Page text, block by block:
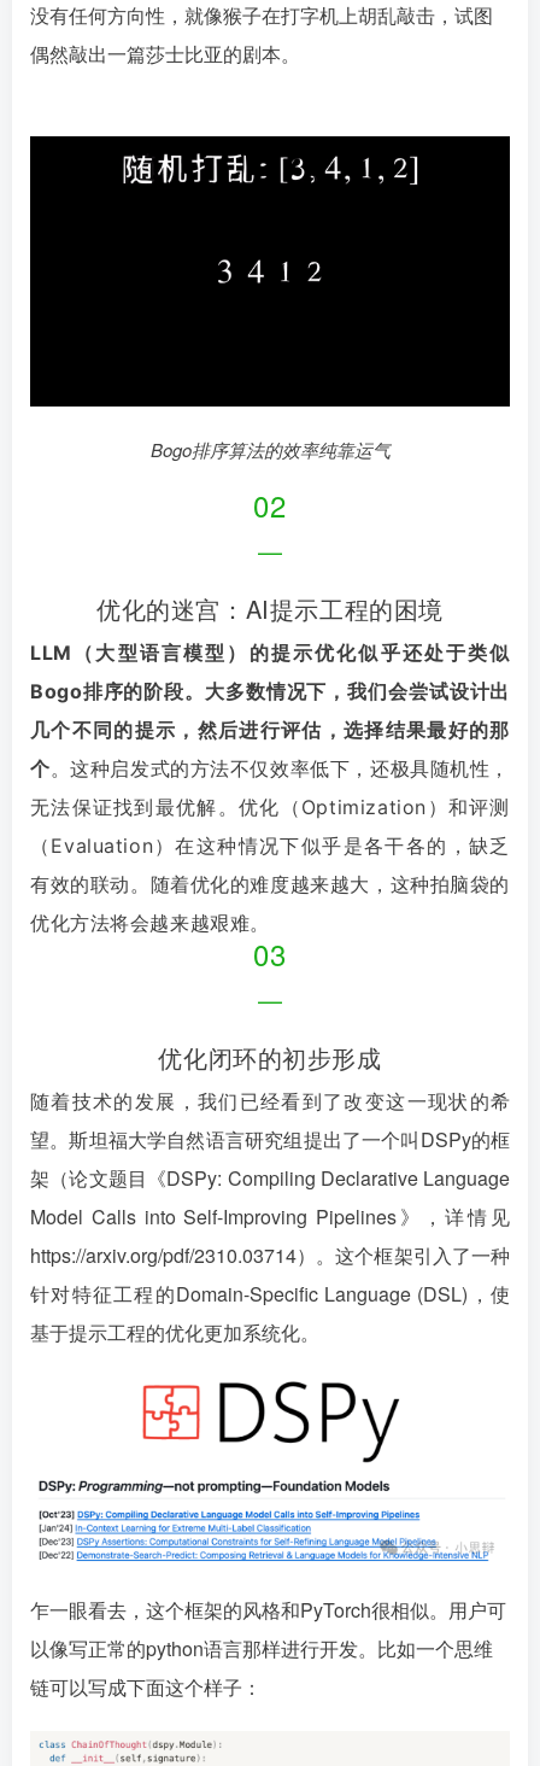
没有任何方向性，就像猴子在打字机上胡乱敲击，试图
偶然敲出一篇莎士比亚的剧本。
Bogo排序算法的效率纯靠运气
02
—
优化的迷宫：AI提示工程的困境
LLM（大型语言模型）的提示优化似乎还处于类似
Bogo排序的阶段。 大多数情况下，我们会尝试设计出
几个不同的提示，然后进行评估，选择结果最好的那
个。这种启发式的方法不仅效率低下，还极具随机性，
无法保证找到最优解。 优化（Optimization）和评测
（Evaluation）在这种情况下似乎是各干各的，缺乏
有效的联动。 随着优化的难度越来越大，这种拍脑袋的
优化方法将会越来越艰难。
03
—
优化闭环的初步形成
随着技术的发展，我们已经看到了改变这一现状的希
望。斯坦福大学自然语言研究组提出了一个叫DSPy的框
架（论文题目《DSPy: Compiling Declarative Language
Model Calls into Self-Improving Pipelines》，详情见
https://arxiv.org/pdf/2310.03714）。这个框架引入了一种
针对特征工程的Domain-Specific Language (DSL)，使
基于提示工程的优化更加系统化。
乍一眼看去，这个框架的风格和PyTorch很相似。用户可
以像写正常的python语言那样进行开发。比如一个思维
链可以写成下面这个样子：